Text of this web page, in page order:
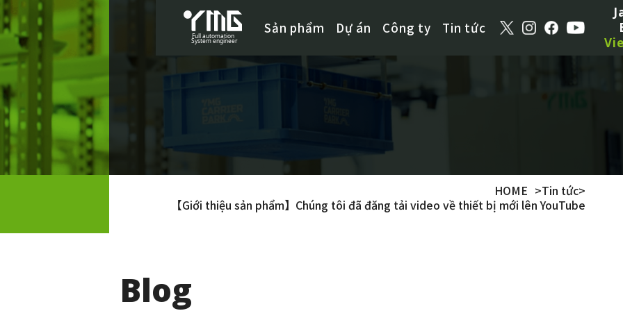
Sản phẩm Dự án Công ty Tin tức
HOME >Tin tức>
【Giới thiệu sản phẩm】Chúng tôi đã đăng tải video về thiết bị mới lên YouTube
Blog